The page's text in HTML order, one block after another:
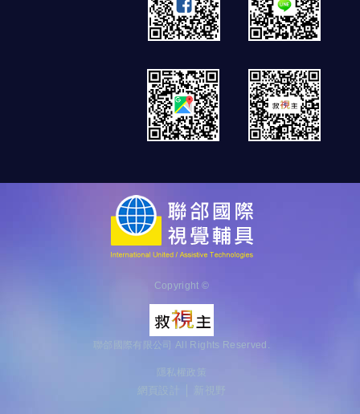
Copyright ©
聯郃國際有限公司 All Rights Reserved.
隱私權政策
網頁設計 │ 新視野